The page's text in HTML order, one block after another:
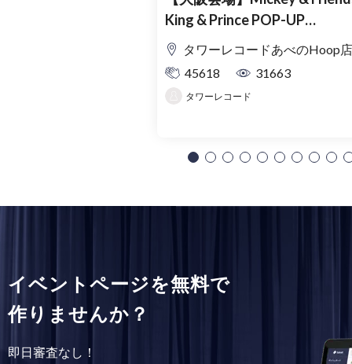
King & Prince POP-UP
SHOP「MAGIC STAGE」入
理券
タワーレコードあべのHoop店
45618
31663
タワーレコード
イベントページを無料で
作りませんか？
即日審査なし！